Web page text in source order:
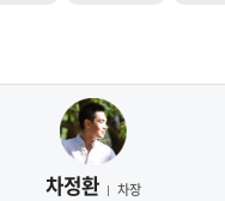
차정환 차장